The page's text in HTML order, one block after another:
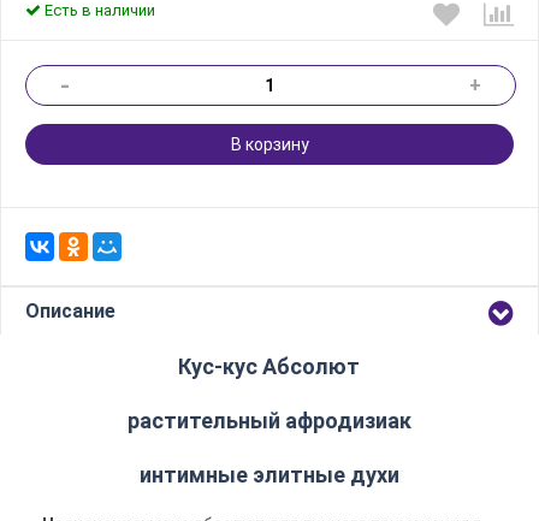
Есть в наличии
- +
В корзину
Описание
Кус-кус Абсолют
растительный афродизиак
интимные элитные духи